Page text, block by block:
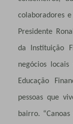
colaboradores
Presidente
da Instituição
negócios
Educação
pessoas que
bairro.